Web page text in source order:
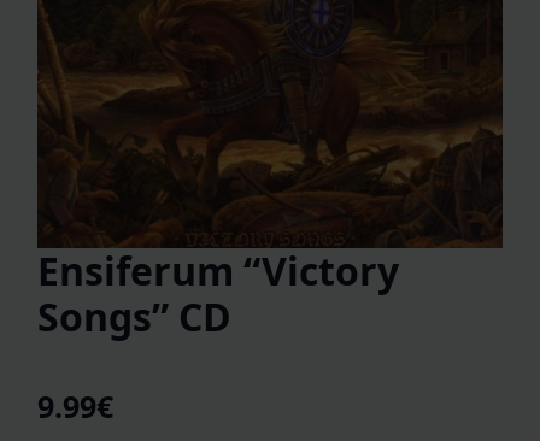
Ensiferum “Victory
Songs” CD
9.99€